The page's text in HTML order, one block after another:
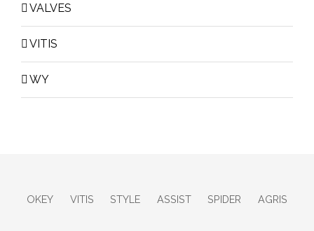
VALVES
VITIS
WY
OKEY VITIS STYLE ASSIST SPIDER AGRIS